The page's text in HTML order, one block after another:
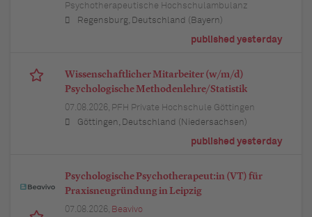
Psychotherapeutische Hochschulambulanz
Regensburg, Deutschland (Bayern)
published yesterday
Wissenschaftlicher Mitarbeiter (w/m/d)
Psychologische Methodenlehre/Statistik
07.08.2026, PFH Private Hochschule Göttingen
Göttingen, Deutschland (Niedersachsen)
published yesterday
Psychologische Psychotherapeut:in (VT) für
Praxisneugründung in Leipzig
07.08.2026, Beavivo